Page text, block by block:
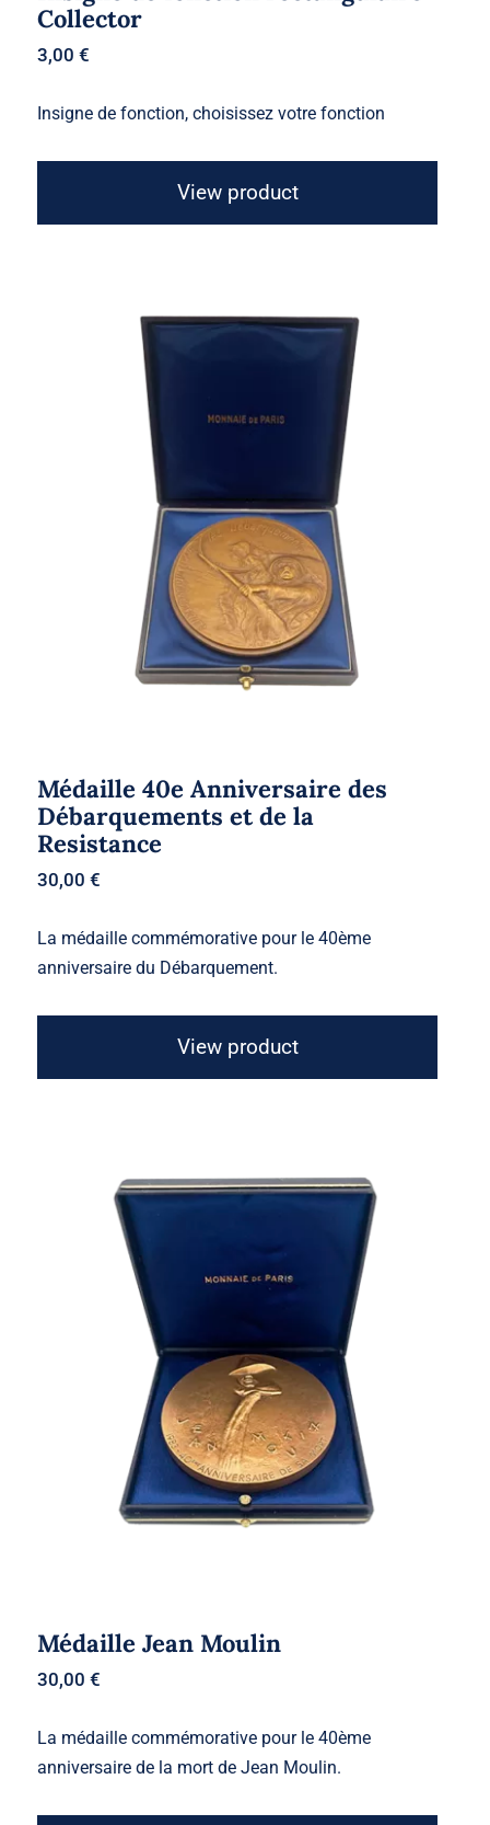
Collector
3,00€
Insigne de fonction, choisissez votre fonction
View product
Médaille 40e Anniversaire des
Débarquements et de la Resistance
Médaille 40e Anniversaire des
Débarquements et de la
Resistance
30,00€
La médaille commémorative pour le 40ème
anniversaire du Débarquement.
View product
Médaille Jean Moulin
Médaille Jean Moulin
30,00€
La médaille commémorative pour le 40ème
anniversaire de la mort de Jean Moulin.